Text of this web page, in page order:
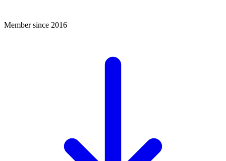
Member since 2016